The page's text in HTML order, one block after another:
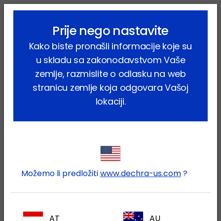
lock_outline search menu
Proizvodi
Farmaceutski proizvodi
Bluevac 4 – G
lockPrijavite se na Vaš Dechra
Prije nego nastavite
Kako biste pronašli informacije koje su
u skladu sa zakonodavstvom Vaše
zemlje, razmislite o odlasku na web
stranicu zemlje koja odgovara Vašoj
lokaciji.
Možemo li predložitiwww.dechra-us.com?
AT AU